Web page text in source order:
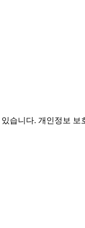
습니다. 개인정보